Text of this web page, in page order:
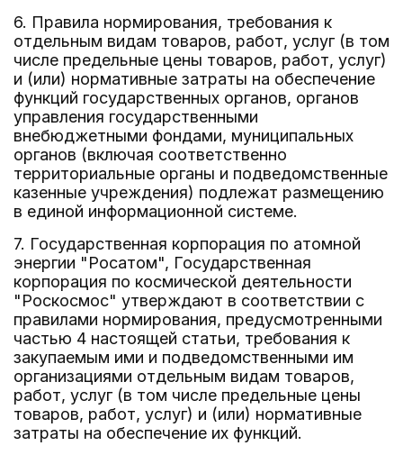
6. Правила нормирования, требования к
отдельным видам товаров, работ, услуг (в том
числе предельные цены товаров, работ, услуг)
и (или) нормативные затраты на обеспечение
функций государственных органов, органов
управления государственными
внебюджетными фондами, муниципальных
органов (включая соответственно
территориальные органы и подведомственные
казенные учреждения) подлежат размещению
в единой информационной системе.
7. Государственная корпорация по атомной
энергии "Росатом", Государственная
корпорация по космической деятельности
"Роскосмос" утверждают в соответствии с
правилами нормирования, предусмотренными
частью 4 настоящей статьи, требования к
закупаемым ими и подведомственными им
организациями отдельным видам товаров,
работ, услуг (в том числе предельные цены
товаров, работ, услуг) и (или) нормативные
затраты на обеспечение их функций.